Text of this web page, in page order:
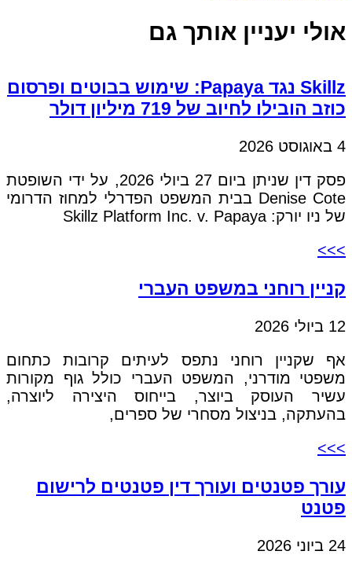
אולי יעניין אותך גם
Skillz נגד Papaya: שימוש בבוטים ופרסום
כוזב הובילו לחיוב של 719 מיליון דולר
4 באוגוסט 2026
פסק דין שניתן ביום 27 ביולי 2026, על ידי השופטת
Denise Cote בבית המשפט הפדרלי למחוז הדרומי
של ניו יורק: Skillz Platform Inc. v. Papaya
>>>
קניין רוחני במשפט העברי
12 ביולי 2026
אף שקניין רוחני נתפס לעיתים קרובות כתחום
משפטי מודרני, המשפט העברי כולל גוף מקורות
עשיר העוסק ביוצר, בייחוס היצירה ליוצרה,
בהעתקה, בניצול מסחרי של ספרים,
>>>
עורך פטנטים ועורך דין פטנטים לרישום
פטנט
24 ביוני 2026